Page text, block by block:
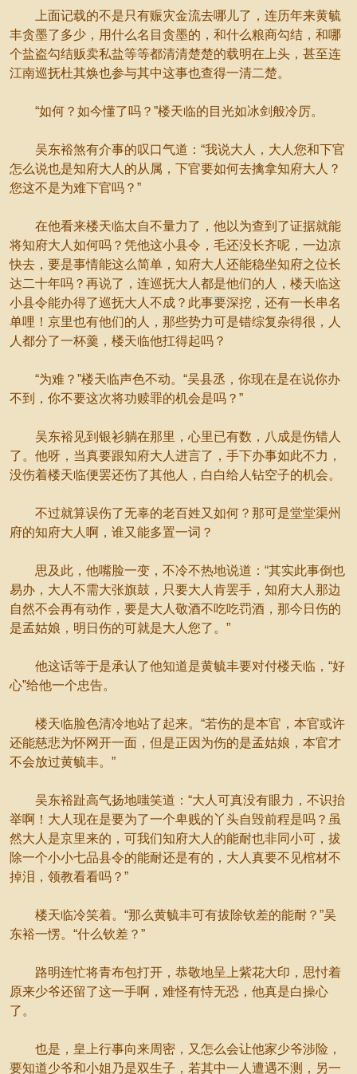
上面记载的不是只有赈灾金流去哪儿了，连历年来黄毓
丰贪墨了多少，用什么名目贪墨的，和什么粮商勾结，和哪
个盐盗勾结贩卖私盐等等都清清楚楚的载明在上头，甚至连
江南巡抚杜其焕也参与其中这事也查得一清二楚。
“如何？如今懂了吗？”楼天临的目光如冰剑般冷厉。
吴东裕煞有介事的叹口气道：“我说大人，大人您和下官
怎么说也是知府大人的从属，下官要如何去擒拿知府大人？
您这不是为难下官吗？”
在他看来楼天临太自不量力了，他以为查到了证据就能
将知府大人如何吗？凭他这小县令，毛还没长齐呢，一边凉
快去，要是事情能这么简单，知府大人还能稳坐知府之位长
达二十年吗？再说了，连巡抚大人都是他们的人，楼天临这
小县令能办得了巡抚大人不成？此事要深挖，还有一长串名
单哩！京里也有他们的人，那些势力可是错综复杂得很，人
人都分了一杯羹，楼天临他扛得起吗？
“为难？”楼天临声色不动。“吴县丞，你现在是在说你办
不到，你不要这次将功赎罪的机会是吗？”
吴东裕见到银衫躺在那里，心里已有数，八成是伤错人
了。他呀，当真要跟知府大人进言了，手下办事如此不力，
没伤着楼天临便罢还伤了其他人，白白给人钻空子的机会。
不过就算误伤了无辜的老百姓又如何？那可是堂堂渠州
府的知府大人啊，谁又能多置一词？
思及此，他嘴脸一变，不冷不热地说道：“其实此事倒也
易办，大人不需大张旗鼓，只要大人肯罢手，知府大人那边
自然不会再有动作，要是大人敬酒不吃吃罚酒，那今日伤的
是孟姑娘，明日伤的可就是大人您了。”
他这话等于是承认了他知道是黄毓丰要对付楼天临，“好
心”给他一个忠告。
楼天临脸色清冷地站了起来。“若伤的是本官，本官或许
还能慈悲为怀网开一面，但是正因为伤的是孟姑娘，本官才
不会放过黄毓丰。”
吴东裕趾高气扬地嗤笑道：“大人可真没有眼力，不识抬
举啊！大人现在是要为了一个卑贱的丫头自毁前程是吗？虽
然大人是京里来的，可我们知府大人的能耐也非同小可，拔
除一个小小七品县令的能耐还是有的，大人真要不见棺材不
掉泪，领教看看吗？”
楼天临冷笑着。“那么黄毓丰可有拔除钦差的能耐？”吴
东裕一愣。“什么钦差？”
路明连忙将青布包打开，恭敬地呈上紫花大印，思忖着
原来少爷还留了这一手啊，难怪有恃无恐，他真是白操心
了。
也是，皇上行事向来周密，又怎么会让他家少爷涉险，
要知道少爷和小姐乃是双生子，若其中一人遭遇不测，另一